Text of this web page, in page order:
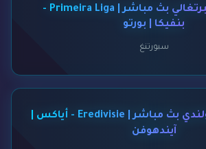
الدوري البرتغالي بث مباشر | Primeira Liga -
بنفيكا | بورتو
سبورتنغ
الدوري الهولندي بث مباشر | Eredivisie - أياكس |
آيندهوفن